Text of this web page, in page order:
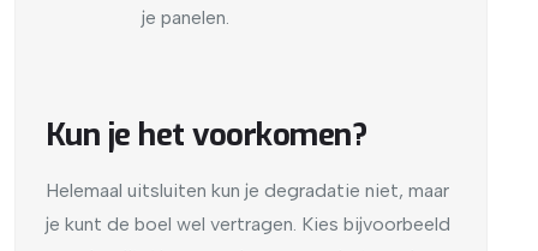
je panelen.
Kun je het voorkomen?
Helemaal uitsluiten kun je degradatie niet, maar
je kunt de boel wel vertragen. Kies bijvoorbeeld